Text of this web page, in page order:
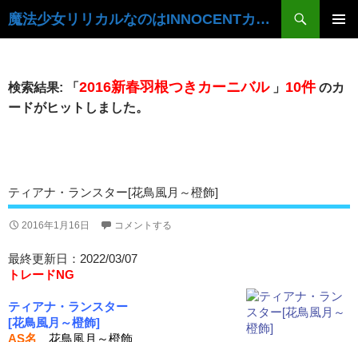
魔法少女リリカルなのはINNOCENTカードデータベース
検
索
イ
ン
検索結果: 「 2016新春羽根つきカーニバル」 10件のカ
ードがヒットしました。
ティアナ・ランスター[花鳥風月～橙飾]
2016年1月16日 コメントする
最終更新日：2022/03/07
トレードNG
ティアナ・ランスター
[花鳥風月～橙飾]
AS名 花鳥風月～橙飾